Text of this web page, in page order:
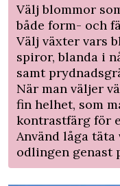
Välj blommor
både form- och
Välj växter vars
spiror, blanda i
samt
När man väljer
fin helhet, som
kontrastfärg för
Använd låga
odlingen genast